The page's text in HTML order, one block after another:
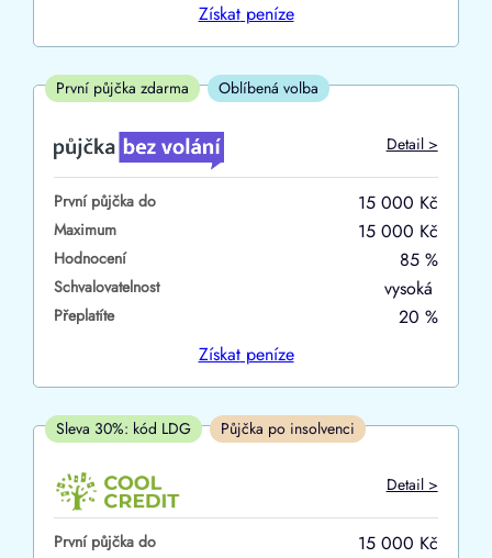
ano
ne
V exekuci
ano
ne
Po insolvenci
ano
ne
V hotovosti
ano
Získatpeníze
První půjčka zdarma Oblíbená volba
Detail >
První půjčka do 15 000 Kč
Maximum 15 000 Kč
Hodnocení 85 %
Schvalovatelnost vysoká
Přeplatíte
20 %
Získatpeníze
Sleva 30%: kód LDG Půjčka po insolvenci
Detail >
První půjčka do 15 000 Kč